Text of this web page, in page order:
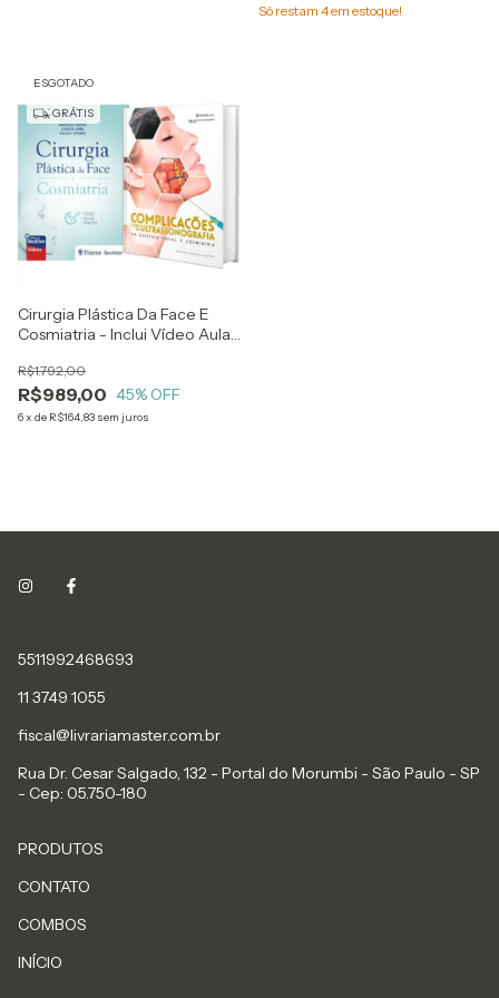
Só restam 4em estoque!
ESGOTADO
GRÁTIS
Cirurgia Plástica Da Face E
Cosmiatria - Inclui Vídeo Aulas
Da Ultrassonografia Na
Estética Facial E Cosmiatria
R$989,00
R$1.792,00
45% OFF
6x de R$164,83 sem juros
5511992468693
11 3749 1055
fiscal@livrariamaster.com.br
Rua Dr. Cesar Salgado, 132 - Portal do Morumbi - São Paulo - SP
- Cep: 05.750-180
PRODUTOS
CONTATO
COMBOS
INÍCIO